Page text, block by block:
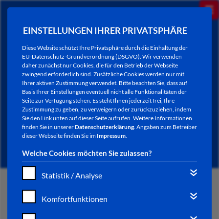
EINSTELLUNGEN IHRER PRIVATSPHÄRE
Diese Website schützt Ihre Privatsphäre durch die Einhaltung der
EU-Datenschutz-Grundverordnung (DSGVO). Wir verwenden
daher zunächst nur Cookies, die für den Betrieb der Webseite
zwingend erforderlich sind. Zusätzliche Cookies werden nur mit
Ihrer aktiven Zustimmung verwendet. Bitte beachten Sie, dass auf
Basis Ihrer Einstellungen eventuell nicht alle Funktionalitäten der
Seite zur Verfügung stehen. Es steht Ihnen jederzeit frei, Ihre
Zustimmung zu geben, zu verweigern oder zurückzuziehen, indem
Sie den Link unten auf dieser Seite aufrufen. Weitere Informationen
finden Sie in unsererDatenschutzerklärung. Angaben zum Betreiber
dieser Webseite finden Sie im Impressum.
Welche Cookies möchten Sie zulassen?
Statistik / Analyse
Komfortfunktionen
AKTUELLES
START